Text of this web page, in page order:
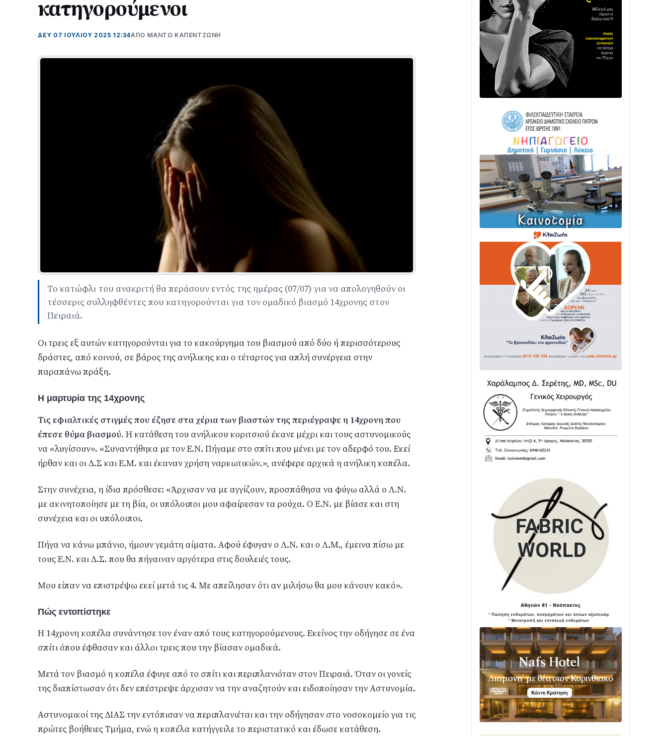
κατηγορούμενοι
ΔΕΥ 07 ΙΟΥΛΊΟΥ 2025 12:34ΑΠΌ ΜΑΝΤΩ ΚΑΠΕΝΤΖΩΝΗ
Το κατώφλι του ανακριτή θα περάσουν εντός της ημέρας (07/07) για να απολογηθούν οι
τέσσερις συλληφθέντες που κατηγορούνται για τον ομαδικό βιασμό 14χρονης στον
Πειραιά.
Οι τρεις εξ αυτών κατηγορούνται για το κακούργημα του βιασμού από δύο ή περισσότερους
δράστες, από κοινού, σε βάρος της ανήλικης και ο τέταρτος για απλή συνέργεια στην
παραπάνω πράξη.
Η μαρτυρία της 14χρονης
Τις εφιαλτικές στιγμές που έζησε στα χέρια των βιαστών της περιέγραψε η 14χρονη που
έπεσε θύμα βιασμού. Η κατάθεση του ανήλικου κοριτσιού έκανε μέχρι και τους αστυνομικούς
να «λυγίσουν». «Συναντήθηκα με τον Ε.Ν. Πήγαμε στο σπίτι που μένει με τον αδερφό του. Εκεί
ήρθαν και οι Δ.Σ και Ε.Μ. και έκαναν χρήση ναρκωτικών.», ανέφερε αρχικά η ανήλικη κοπέλα.
Στην συνέχεια, η ίδια πρόσθεσε: «Άρχισαν να με αγγίζουν, προσπάθησα να φύγω αλλά ο Λ.Ν.
με ακινητοποίησε με τη βία, οι υπόλοιποι μου αφαίρεσαν τα ρούχα. Ο Ε.Ν. με βίασε και στη
συνέχεια και οι υπόλοιποι.
Πήγα να κάνω μπάνιο, ήμουν γεμάτη αίματα. Αφού έφυγαν ο Λ.Ν. και ο Λ.Μ., έμεινα πίσω με
τους Ε.Ν. και Δ.Σ. που θα πήγαιναν αργότερα στις δουλειές τους.
Μου είπαν να επιστρέψω εκεί μετά τις 4. Με απείλησαν ότι αν μιλήσω θα μου κάνουν κακό».
Πώς εντοπίστηκε
Η 14χρονη κοπέλα συνάντησε τον έναν από τους κατηγορούμενους. Εκείνος την οδήγησε σε ένα
σπίτι όπου έφθασαν και άλλοι τρεις που την βίασαν ομαδικά.
Μετά τον βιασμό η κοπέλα έφυγε από το σπίτι και περιπλανιόταν στον Πειραιά. Όταν οι γονείς
της διαπίστωσαν ότι δεν επέστρεψε άρχισαν να την αναζητούν και ειδοποίησαν την Αστυνομία.
Αστυνομικοί της ΔΙΑΣ την εντόπισαν να περιπλανιέται και την οδήγησαν στο νοσοκομείο για τις
πρώτες βοήθειες Τμήμα, ενώ η κοπέλα κατήγγειλε το περιστατικό και έδωσε κατάθεση.